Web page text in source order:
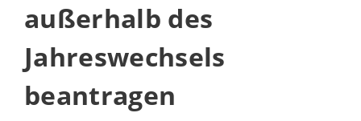
außerhalb des
Jahreswechsels
beantragen